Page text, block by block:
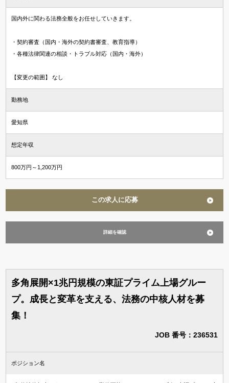
国内外に関わる法務全般をお任せしていきます。
・契約審査（国内・海外の契約書審査、教育指導）
・各種法律関連の相談・トラブル対応（国内・海外）
【変更の範囲】 なし
勤務地
愛知県
想定年収
800万円～1,200万円
この求人に応募
詳細を確認
多角展開×1兆円規模の東証プライム上場グルー
プ。成長と変革を支える、法務の中核人材を募
集！
JOB 番号：236531
ポジション名